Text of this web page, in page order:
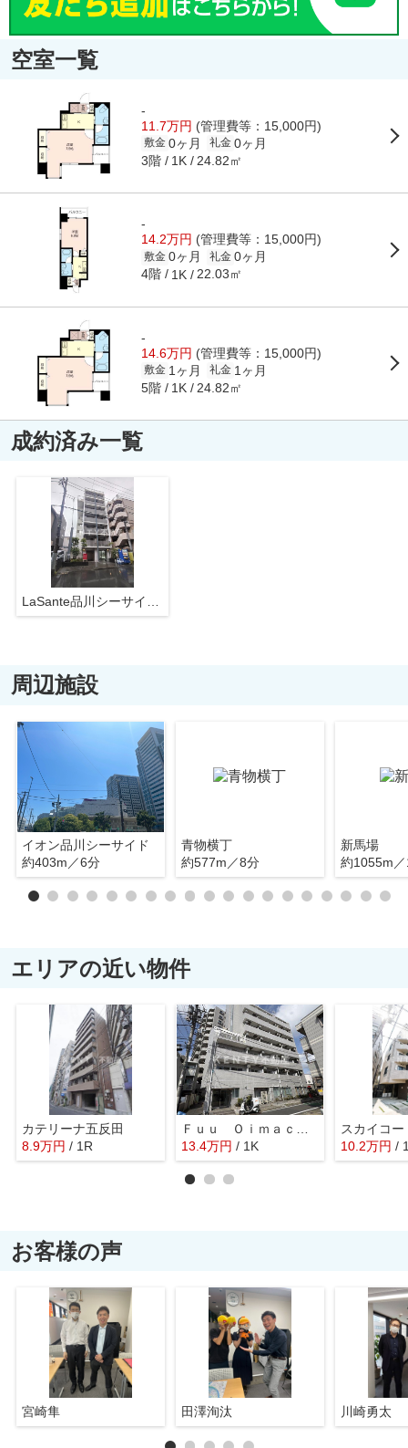
空室一覧
-
11.7万円 (管理費等：15,000円)
敷金 0ヶ月 礼金 0ヶ月
3階 1K 24.82㎡
-
14.2万円 (管理費等：15,000円)
敷金 0ヶ月 礼金 0ヶ月
4階 1K 22.03㎡
-
14.6万円 (管理費等：15,000円)
敷金 1ヶ月 礼金 1ヶ月
5階 1K 24.82㎡
成約済み一覧
周辺施設
イオン品川シーサイド
約403m／6分
青物横丁
約577m／8分
新馬場
約1055m
エリアの近い物件
カテリーナ五反田
8.9万円 / 1R
13.4万円 / 1K 10.2万円 /
お客様の声
宮崎隼 田澤洵汰 川崎勇太